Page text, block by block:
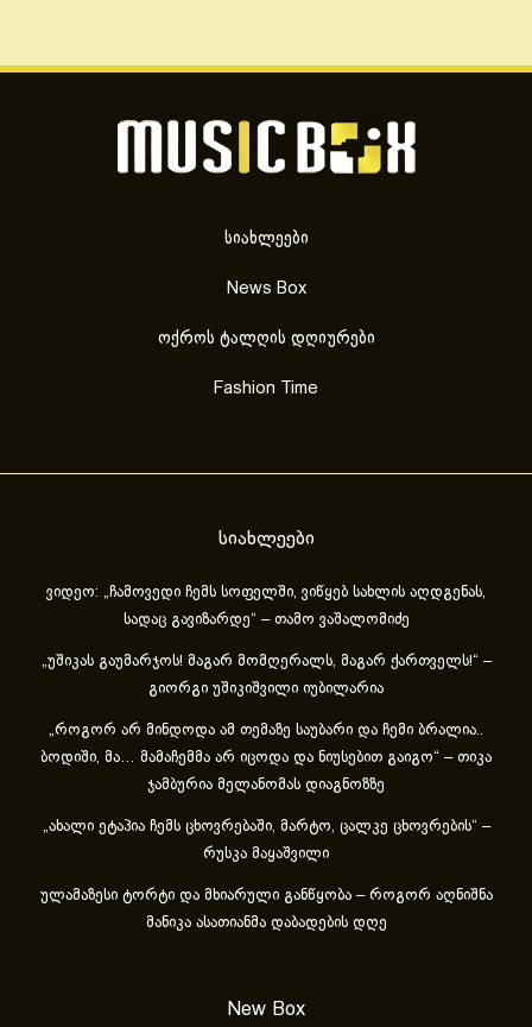
სიახლეები
News Box
ოქროს ტალღის დღიურები
Fashion Time
სიახლეები
ვიდეო: „ჩამოვედი ჩემს სოფელში, ვიწყებ სახლის აღდგენას,
სადაც გავიზარდე“ – თამო ვაშალომიძე
„უშიკას გაუმარჯოს! მაგარ მომღერალს, მაგარ ქართველს!“ –
გიორგი უშიკიშვილი იუბილარია
„როგორ არ მინდოდა ამ თემაზე საუბარი და ჩემი ბრალია..
ბოდიში, მა… მამაჩემმა არ იცოდა და ნიუსებით გაიგო“ – თიკა
ჯამბურია მელანომას დიაგნოზზე
„ახა­ლი ეტა­პია ჩემს ცხოვ­რე­ბა­ში, მარ­ტო, ცალ­კე ცხოვ­რე­ბის“ –
რუსკა მაყაშვილი
ულამაზესი ტორტი და მხიარული განწყობა – როგორ აღნიშნა
მანიკა ასათიანმა დაბადების დღე
New Box